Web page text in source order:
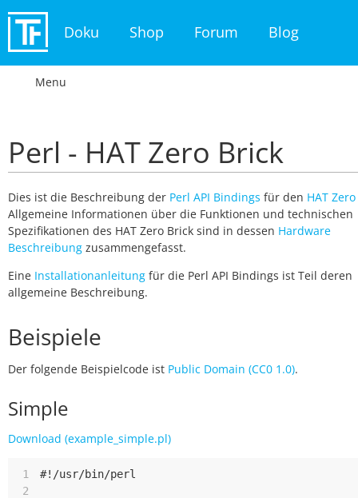
Doku Shop Forum Blog
Menu
Perl - HAT Zero Brick
Dies ist die Beschreibung der Perl API Bindings für den HAT
Allgemeine Informationen über die Funktionen und technischen
Spezifikationen des HAT Zero Brick sind in dessen Hardware
Beschreibung zusammengefasst.
Eine Installationanleitung für die Perl API Bindings ist Teil deren
allgemeine Beschreibung.
Beispiele
Der folgende Beispielcode ist Public Domain (CC0 1.0).
Simple
Download (example_simple.pl)
1
#!/usr/bin/perl
2